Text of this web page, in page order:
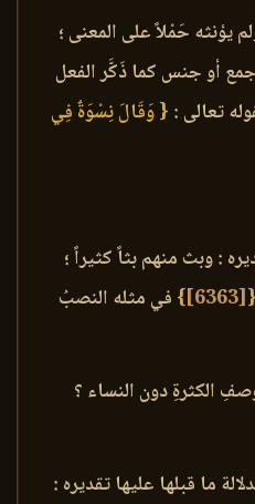
يؤنثه حَمْلاً على المعنى ؛
أو جنس كما ذَكَّر الفعل
تعالى : { وَقَالَ نِسْوَةٌ فِي
: وبث منهم بثاً كثيراً ؛
{
[6363]
} في مثله النصبُ
الكثرةِ دون النساء ؟
ما قبلها عليها تقديره :